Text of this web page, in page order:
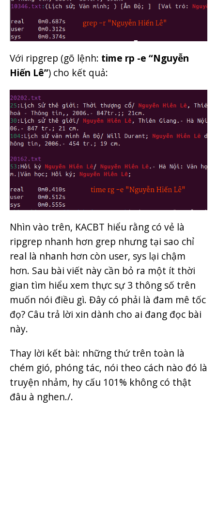
Với ripgrep (gõ lệnh: time rp -e “Nguyễn
Hiến Lê”) cho kết quả:
Nhìn vào trên, KACBT hiểu rằng có vẻ là
ripgrep nhanh hơn grep nhưng tại sao chỉ
real là nhanh hơn còn user, sys lại chậm
hơn. Sau bài viết này cần bỏ ra một ít thời
gian tìm hiểu xem thực sự 3 thông số trên
muốn nói điều gì. Đây có phải là đam mê tốc
đọ? Câu trả lời xin dành cho ai đang đọc bài
này.
Thay lời kết bài: những thứ trên toàn là
chém gió, phóng tác, nói theo cách nào đó là
truyện nhảm, hy cấu 101% không có thật
đâu à nghen./.